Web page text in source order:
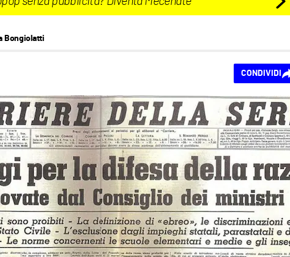
Bongiolatti
CONDIVIDI